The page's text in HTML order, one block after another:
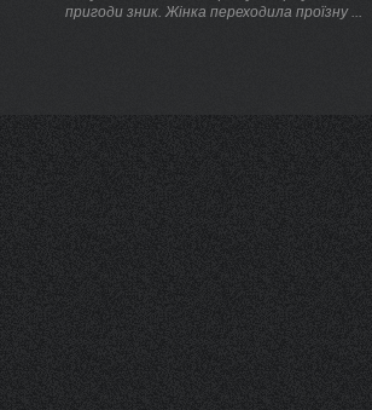
пригоди зник. Жінка переходила проїзну ...